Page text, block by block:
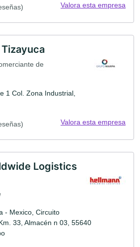
Valora esta empresa
de
1 Col. Zona Industrial,
Valora esta empresa
Logistics
- Mexico, Circuito
33, Almacén n 03, 55640